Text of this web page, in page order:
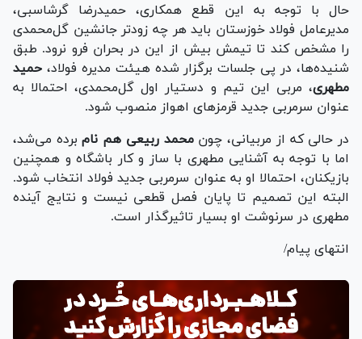
حال با توجه به این قطع همکاری، حمیدرضا گرشاسبی،
مدیرعامل فولاد خوزستان باید هر چه زودتر جانشین گل‌محمدی
را مشخص کند تا تیمش بیش از این در بحران فرو نرود. طبق
شنیده‌ها، در پی جلسات برگزار شده هیئت مدیره فولاد، حمید
مطهری، مربی این تیم و دستیار اول گل‌محمدی، احتمالا به
عنوان سرمربی جدید قرمز‌های اهواز منصوب شود.
در حالی که از مربیانی، چونمحمد ربیعی هم نامبرده می‌شد،
اما با توجه به آشنایی مطهری با ساز و کار باشگاه و همچنین
بازیکنان، احتمالا او به عنوان سرمربی جدید فولاد انتخاب شود.
البته این تصمیم تا پایان فصل قطعی نیست و نتایج آینده
مطهری در سرنوشت او بسیار تاثیرگذار است.
انتهای پیام/